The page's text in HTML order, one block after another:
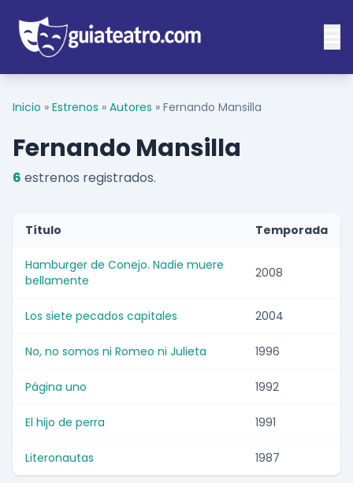
Inicio » Estrenos » Autores » Fernando Mansilla
Fernando Mansilla
6 estrenos registrados.
Título Temporada
Hamburger de Conejo. Nadie muere
bellamente
2008
Los siete pecados capitales 2004
No, no somos ni Romeo ni Julieta 1996
Página uno 1992
El hijo de perra 1991
Literonautas 1987